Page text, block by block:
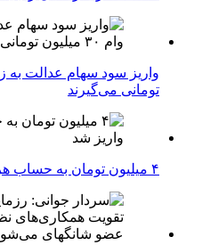
تومانی می‌گیرند
۴ میلیون تومان به حساب هر شهروند ایرانی واریز شد